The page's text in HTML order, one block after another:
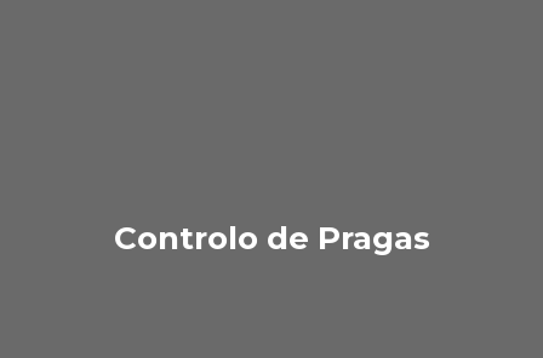
Controlo de Pragas